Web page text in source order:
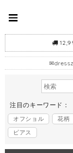
✉
注目のキーワード：
オフショル
花柄
ピアス